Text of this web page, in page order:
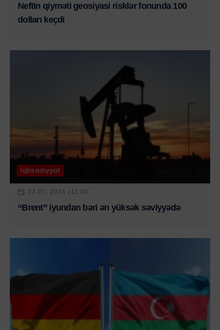
Neftin qiyməti geosiyasi risklər fonunda 100
dolları keçdi
İqtisadiyyat
23 IYL 2026 | 11:00
“Brent” iyundan bəri ən yüksək səviyyədə